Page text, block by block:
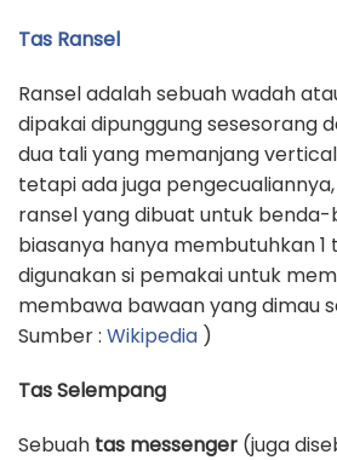
Tas Ransel
Ransel adalah sebuah wadah
dipakai dipunggung sesesorang
dua tali yang memanjang
tetapi ada juga
ransel yang dibuat untuk
biasanya hanya membutuhkan 1
digunakan si pemakai untuk
membawa bawaan yang dimau
Sumber : Wikipedia )
Tas Selempang
Sebuah tas messenger (juga